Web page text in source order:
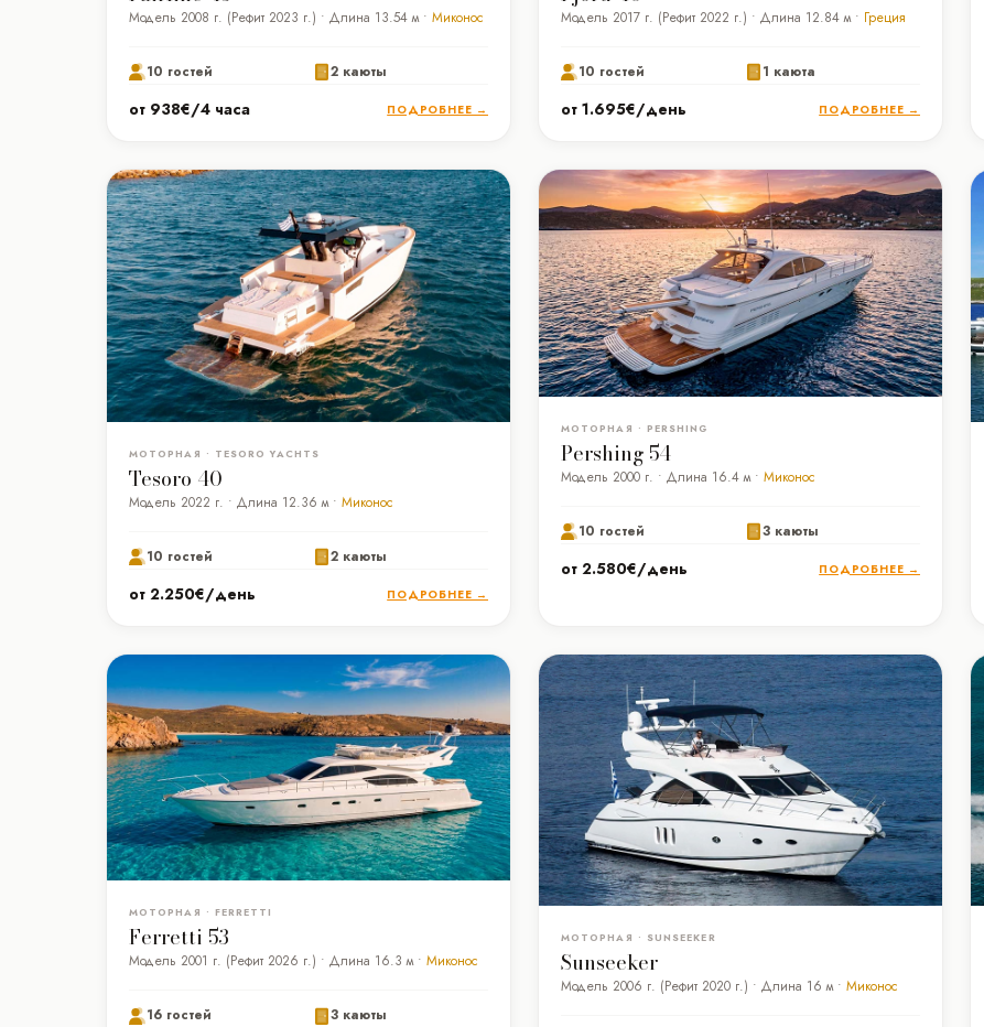
Модель 2008 г. (Рефит 2023 г.) • Длина 13.54 м • Миконос
10 гостей 2 каюты
от 938€/4 часа ПОДРОБНЕЕ →
Модель 2017 г. (Рефит 2022 г.) • Длина 12.84 м • Греция
10 гостей 1 каюта
от 1.695€/день ПОДРОБНЕЕ →
МОТОРНАЯ • TESORO YACHTS
Tesoro 40
Модель 2022 г. • Длина 12.36 м • Миконос
10 гостей 2 каюты
от 2.250€/день ПОДРОБНЕЕ →
МОТОРНАЯ • PERSHING
Pershing 54
Модель 2000 г. • Длина 16.4 м • Миконос
10 гостей 3 каюты
от 2.580€/день ПОДРОБНЕЕ →
МОТОРНАЯ • FERRETTI
Ferretti 53
Модель 2001 г. (Рефит 2026 г.) • Длина 16.3 м • Миконос
16 гостей 3 каюты
МОТОРНАЯ • SUNSEEKER
Sunseeker
Модель 2006 г. (Рефит 2020 г.) • Длина 16 м • Миконос